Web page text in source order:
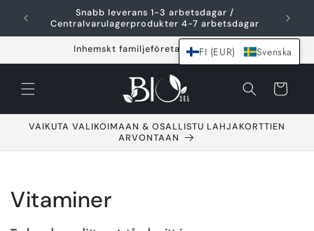
Hoppa över och
gå till innehållet
Snabb leverans 1-3 arbetsdagar /
Centralvarulagerprodukter 4-7 arbetsdagar
Inhemskt familjeföretag sedan 2021
Varukorg
VAIKUTA VALIKOIMAAN & OSALLISTU LAHJAKORTTIEN
ARVONTAAN
S
Vitaminer
FI (EUR) Svenska